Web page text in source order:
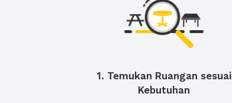
1. Temukan Ruangan sesuai
Kebutuhan